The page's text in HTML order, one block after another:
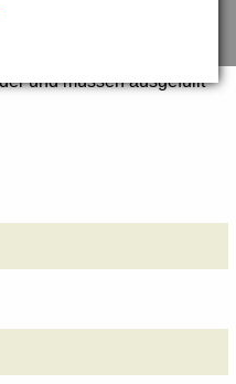
und müssen ausgefüllt